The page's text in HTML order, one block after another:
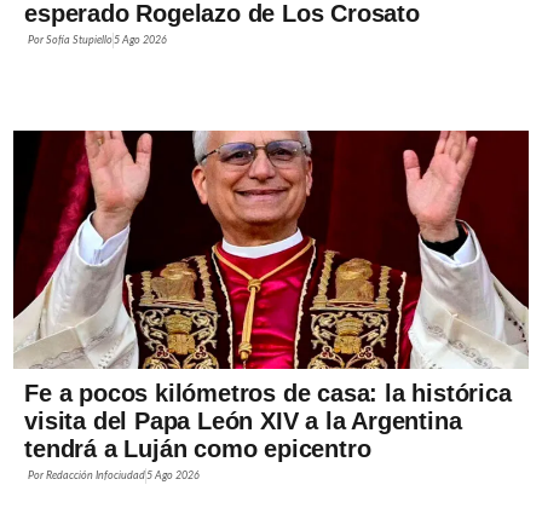
esperado Rogelazo de Los Crosato
PorSofía Stupiello 5 Ago 2026
Fe a pocos kilómetros de casa: la histórica
visita del Papa León XIV a la Argentina
tendrá a Luján como epicentro
PorRedacción Infociudad 5 Ago 2026